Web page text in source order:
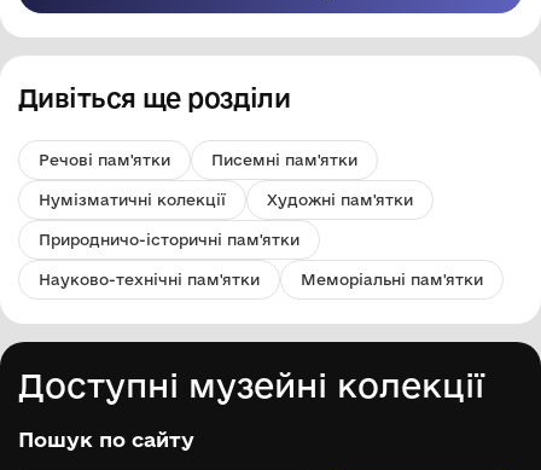
Дивіться ще розділи
Речові пам'ятки Писемні пам'ятки
Нумізматичні колекції Художні пам'ятки
Природничо-історичні пам'ятки
Науково-технічні пам'ятки Меморіальні пам'ятки
Доступні музейні колекції
Пошук по сайту